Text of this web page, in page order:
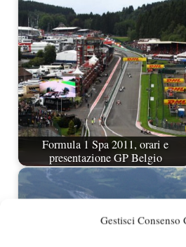
Gestisci Consenso
Formula 1 Spa 2011, orari e
presentazione GP Belgio